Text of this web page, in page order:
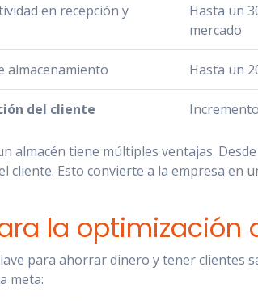
en recepción y
Hasta un
mercado
almacenamiento Hasta un
del cliente
almacén tiene múltiples ventajas.
cliente. Esto convierte a la empresa en
la optimización
para ahorrar dinero y tener clientes
meta: